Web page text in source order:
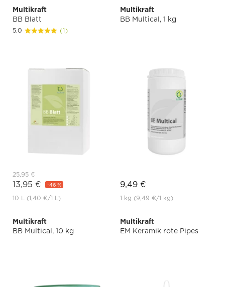
Multikraft
BB Blatt
5.0 (1)
25,95 €
13,95 € -46 %
10 L (1,40 €/1 L)
Multikraft
BB Multical, 1 kg
9,49 €
1 kg (9,49 €/1 kg)
Multikraft
BB Multical, 10 kg
Multikraft
EM Keramik rote Pipes